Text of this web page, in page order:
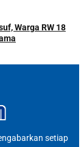
Warga RW 18
setiap